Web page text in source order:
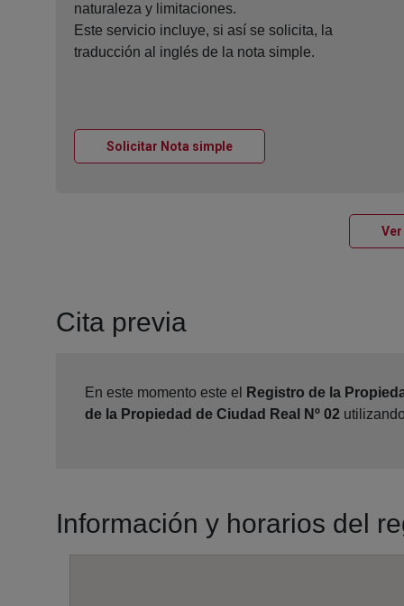
naturaleza y limitaciones.
Este servicio incluye, si así se solicita, la
traducción al inglés de la nota simple.
Solicitar Nota simpleVentana nueva
Cita previa
En este momento este el Registro de la
de la Propiedad de Ciudad Real Nº 02
Información y horarios del